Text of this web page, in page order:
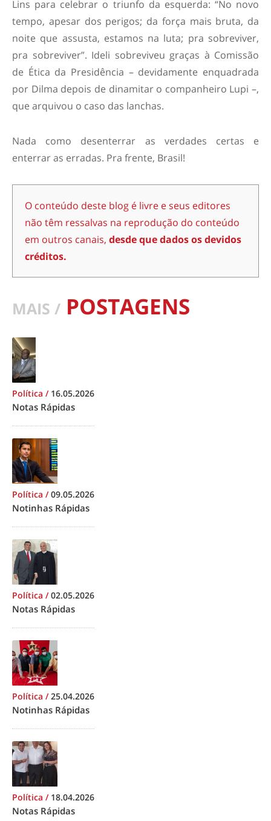
Lins para celebrar o triunfo da esquerda: “No novo
tempo, apesar dos perigos; da força mais bruta, da
noite que assusta, estamos na luta; pra sobreviver,
pra sobreviver”. Ideli sobreviveu graças à Comissão
de Ética da Presidência – devidamente enquadrada
por Dilma depois de dinamitar o companheiro Lupi –,
que arquivou o caso das lanchas.
Nada como desenterrar as verdades certas e
enterrar as erradas. Pra frente, Brasil!
O conteúdo deste blog é livre e seus editores
não têm ressalvas na reprodução do conteúdo
em outros canais, desde que dados os devidos
créditos.
MAIS / POSTAGENS
Política / 16.05.2026
Notas Rápidas
Política /09.05.2026
Notinhas Rápidas
Política /02.05.2026
Notas Rápidas
Política /25.04.2026
Notinhas Rápidas
Política / 18.04.2026
Notas Rápidas